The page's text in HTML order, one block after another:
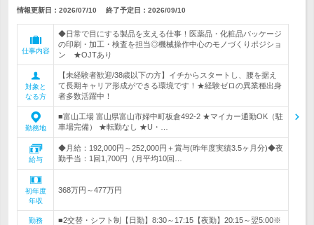
情報更新日：2026/07/10 終了予定日： 2026/09/10
仕事内容
◆日常で目にする製品を支える仕事！医薬品・化粧品パッケージ
の印刷・加工・検査を担当◎機械操作中心のモノづくりポジショ
ン ★OJTあり
対象と
なる方
【未経験者歓迎/38歳以下の方】イチからスタートし、腰を据え
て長期キャリア形成ができる環境です！★経験ゼロの異業種出身
者多数活躍中！
勤務地
■富山工場 富山県富山市婦中町板倉492-2 ★マイカー通勤OK（駐
車場完備） ★転勤なし ★U・…
給与
◆月給：192,000円～252,000円＋賞与(昨年度実績3.5ヶ月分)◆夜
勤手当：1回1,700円（月平均10回…
初年度
年収
368万円～477万円
勤務
■2交替・シフト制【日勤】8:30～17:15【夜勤】20:15～翌5:00※